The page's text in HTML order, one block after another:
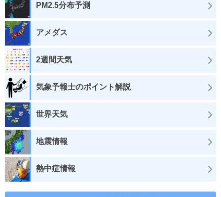
PM2.5分布予測
アメダス
2週間天気
気象予報士のポイント解説
世界天気
地震情報
熱中症情報